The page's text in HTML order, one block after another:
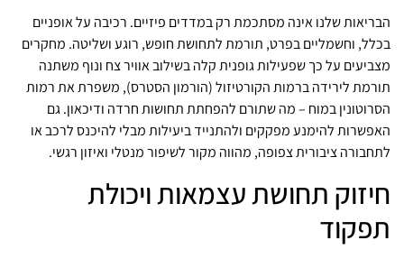
הבריאות שלנו אינה מסתכמת רק במדדים פיזיים. רכיבה על אופניים
בכלל, וחשמליים בפרט, תורמת לתחושת חופש, רוגע ושליטה. מחקרים
מצביעים על כך שפעילות גופנית קלה בשילוב אוויר צח ונוף משתנה
תורמת לירידה ברמות הקורטיזול (הורמון הסטרס), משפרת את רמות
הסרוטונין במוח – מה שתורם להפחתת תחושות חרדה ודיכאון. גם
האפשרות להימנע מפקקים ולהתנייד ביעילות מבלי להיכנס לרכב או
לתחבורה ציבורית צפופה, מהווה מקור לשיפור מנטלי ואיזון רגשי.
חיזוק תחושת עצמאות ויכולת
תפקוד